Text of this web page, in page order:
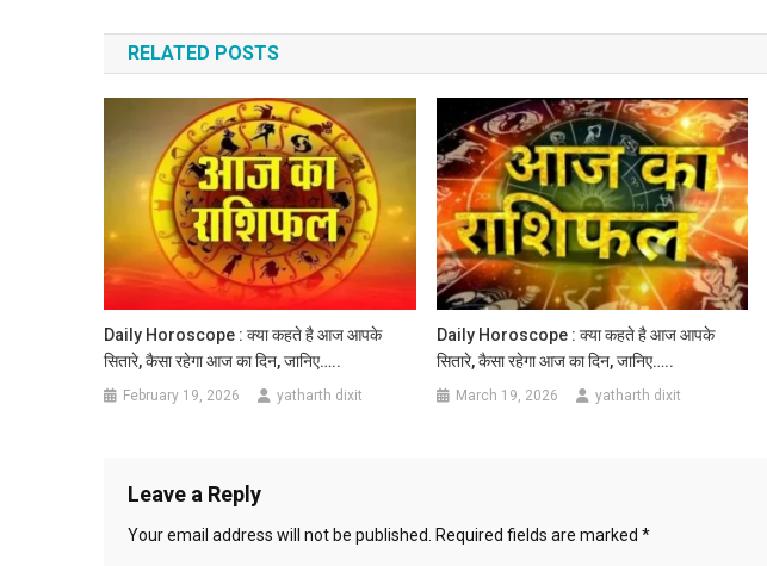
navigation
RELATED POSTS
Daily Horoscope : क्या कहते है आज आपके
सितारे, कैसा रहेगा आज का दिन, जानिए…..
February 19, 2026 yatharth dixit
Daily Horoscope : क्या कहते है आज आपके
सितारे, कैसा रहेगा आज का दिन, जानिए…..
March 19, 2026 yatharth dixit
Leave a Reply
Your email address will not be published. Required fields are marked *